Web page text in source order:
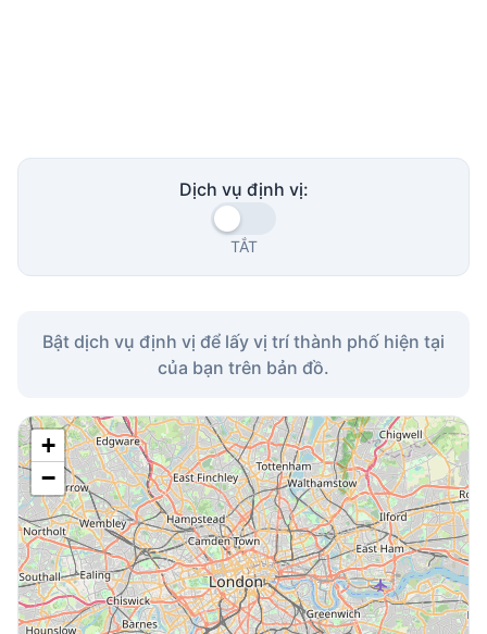
Dịch vụ định vị:
TẮT
Bật dịch vụ định vị để lấy vị trí thành phố hiện tại
của bạn trên bản đồ.
+
−